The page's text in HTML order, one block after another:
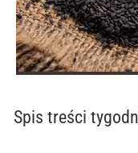
Spis treści